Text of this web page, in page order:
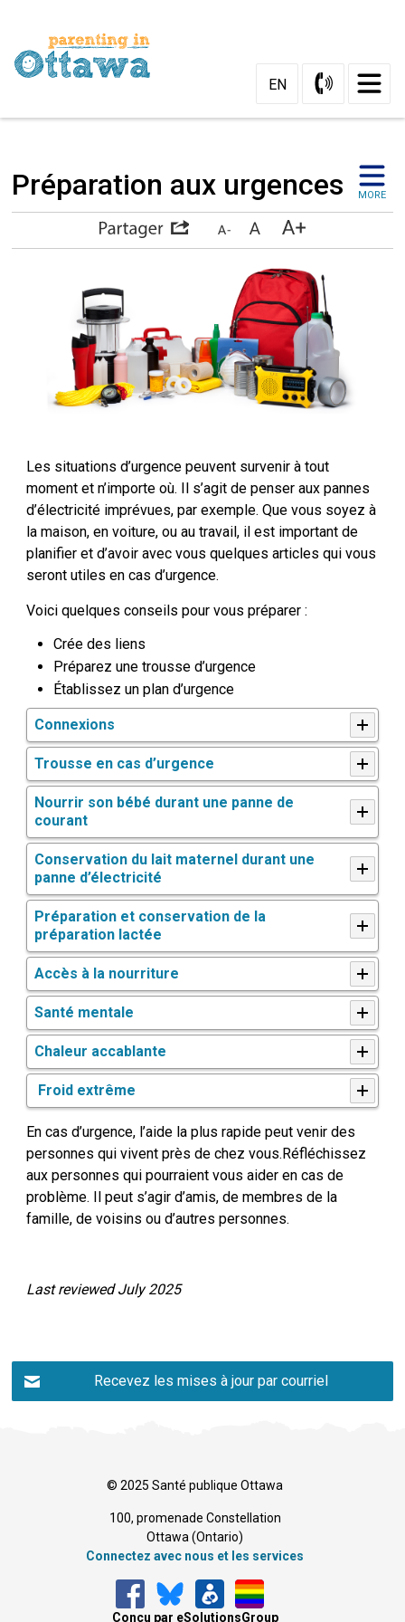
Content
EN
Préparation aux urgences MORE
Les situations d’urgence peuvent survenir à tout
moment et n’importe où. Il s’agit de penser aux pannes
d’électricité imprévues, par exemple. Que vous soyez à
la maison, en voiture, ou au travail, il est important de
planifier et d’avoir avec vous quelques articles qui vous
seront utiles en cas d’urgence.
Voici quelques conseils pour vous préparer :
Crée des liens
Préparez une trousse d’urgence
Établissez un plan d’urgence
Connexions
Trousse en cas d’urgence
Nourrir son bébé durant une panne de
courant
Conservation du lait maternel durant une
panne d’électricité
Préparation et conservation de la
préparation lactée
Accès à la nourriture
Santé mentale
Chaleur accablante
Froid extrême
En cas d’urgence, l’aide la plus rapide peut venir des
personnes qui vivent près de chez vous.Réfléchissez
aux personnes qui pourraient vous aider en cas de
problème. Il peut s’agir d’amis, de membres de la
famille, de voisins ou d’autres personnes.
Last reviewed July 2025
Recevez les mises à jour par courriel
© 2025 Santé publique Ottawa
100, promenade Constellation
Ottawa (Ontario)
Connectez avec nous et les services
Conçu par eSolutionsGroup